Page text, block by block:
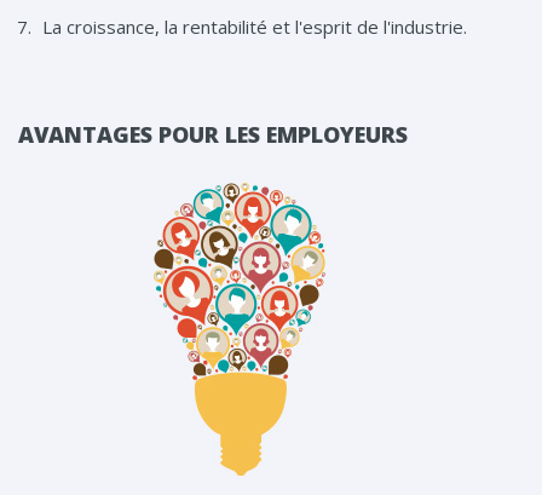
La croissance, la rentabilité et l'esprit de l'industrie.
AVANTAGES POUR LES EMPLOYEURS